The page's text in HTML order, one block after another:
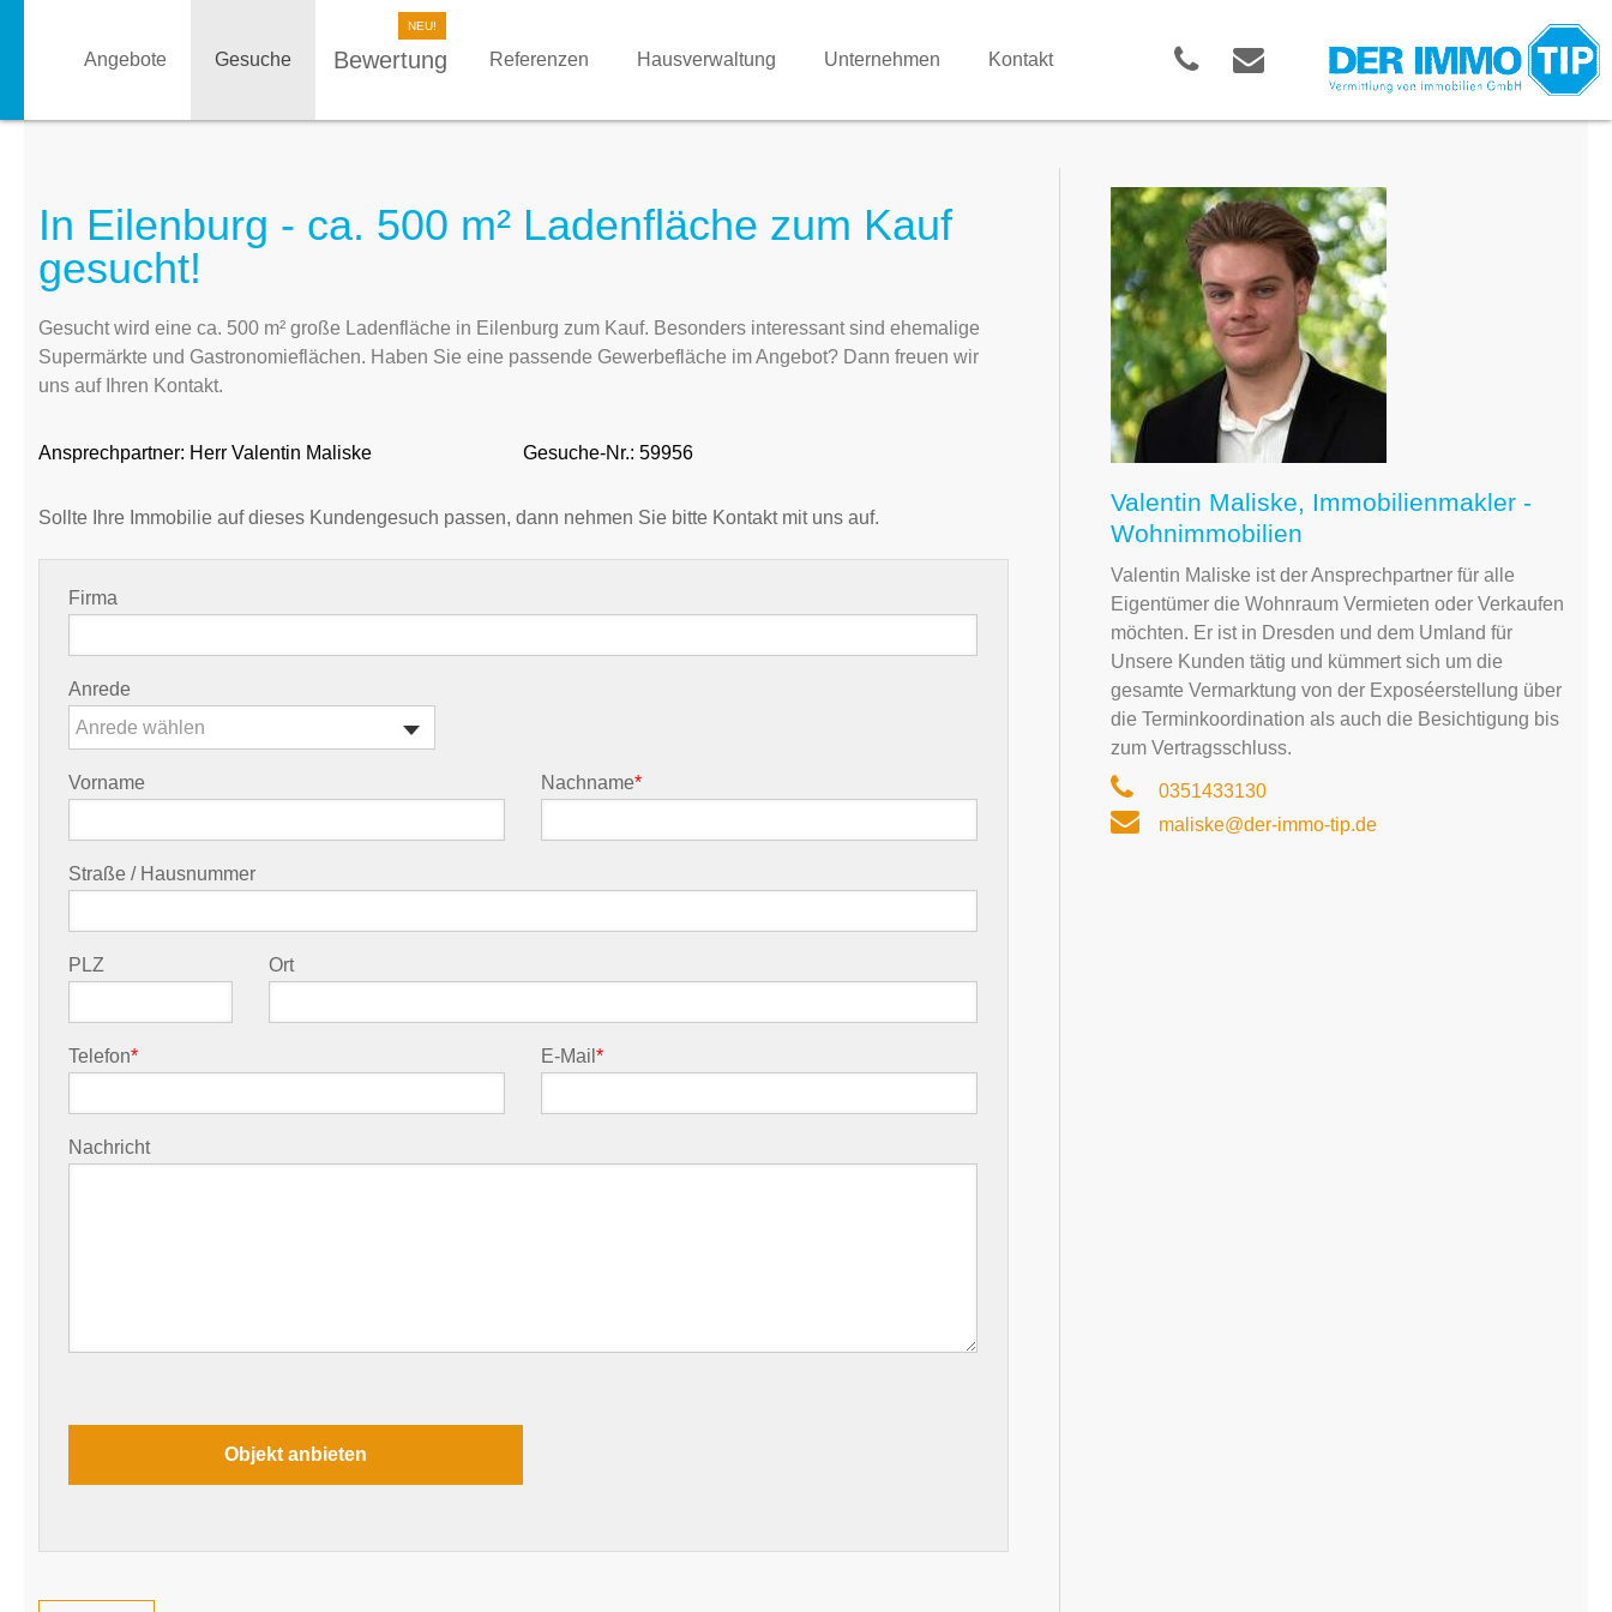
Angebote Gesuche Bewertung Referenzen Hausverwaltung Unternehmen Kontakt
In Eilenburg - ca. 500 m² Ladenfläche zum Kauf
gesucht!
Gesucht wird eine ca. 500 m² große Ladenfläche in Eilenburg zum Kauf. Besonders interessant sind ehemalige
Supermärkte und Gastronomieflächen. Haben Sie eine passende Gewerbefläche im Angebot? Dann freuen wir
uns auf Ihren Kontakt.
Ansprechpartner: Herr Valentin Maliske Gesuche-Nr.: 59956
Sollte Ihre Immobilie auf dieses Kundengesuch passen, dann nehmen Sie bitte Kontakt mit uns auf.
Firma
Anrede
Anrede wählen
Vorname Nachname*
Straße / Hausnummer
PLZ Ort
Telefon* E-Mail*
Nachricht
Valentin Maliske, Immobilienmakler -
Wohnimmobilien
Valentin Maliske ist der Ansprechpartner für alle
Eigentümer die Wohnraum Vermieten oder Verkaufen
möchten. Er ist in Dresden und dem Umland für
Unsere Kunden tätig und kümmert sich um die
gesamte Vermarktung von der Exposéerstellung über
die Terminkoordination als auch die Besichtigung bis
zum Vertragsschluss.
0351433130
maliske@der-immo-tip.de